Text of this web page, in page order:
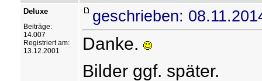
Deluxe
Beiträge:
14.007
Registriert am:
13.12.2001
geschrieben:
Danke.
Bilder ggf. später.